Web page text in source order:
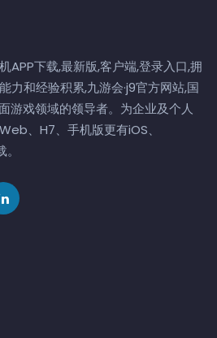
APP下载,最新版,客户端,登录入口,拥
力和经验积累,九游会·j9官方网站,国
游戏领域的领导者。为企业及个人
、H7、手机版更有iOS、